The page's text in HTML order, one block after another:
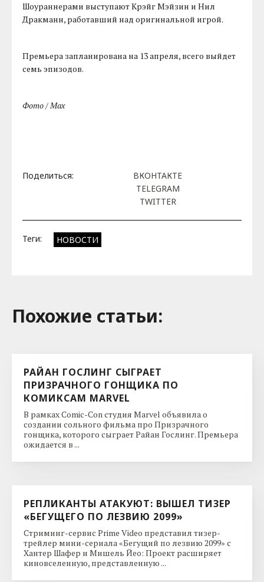
Шоураннерами выступают Крэйг Мэйзин и Нил
Дракманн, работавший над оригинальной игрой.
Премьера запланирована на 13 апреля, всего выйдет
семь эпизодов.
Фото / Max
Поделиться:
ВКОНТАКТЕ
TELEGRAM
TWITTER
Теги: НОВОСТИ
Похожие cтатьи:
РАЙАН ГОСЛИНГ СЫГРАЕТ
ПРИЗРАЧНОГО ГОНЩИКА ПО
КОМИКСАМ MARVEL
В рамках Comic-Con студия Marvel объявила о
создании сольного фильма про Призрачного
гонщика, которого сыграет Райан Гослинг. Премьера
ожидается в ...
РЕПЛИКАНТЫ АТАКУЮТ: ВЫШЕЛ ТИЗЕР
«БЕГУЩЕГО ПО ЛЕЗВИЮ 2099»
Стриминг-сервис Prime Video представил тизер-
трейлер мини-сериала «Бегущий по лезвию 2099» с
Хантер Шафер и Мишель Йео: Проект расширяет
киновселенную, представленную ...